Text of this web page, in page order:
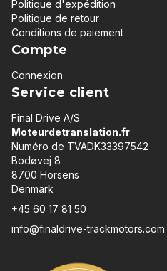
Politique d'expédition
Politique de retour
Conditions de paiement
Compte
Connexion
Service client
Final Drive A/S
Moteurdetranslation.fr
Numéro de TVADK33397542
Bodøvej 8
8700 Horsens
Denmark
+45 60 17 81 50
info@finaldrive-trackmotors.com